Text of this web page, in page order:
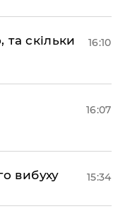
та скільки
16:10
16:07
вибуху 15:34